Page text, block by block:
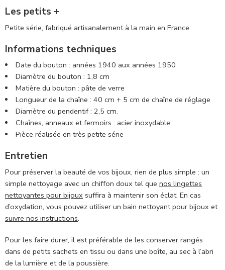
Les petits +
Petite série, fabriqué artisanalement à la main en France
Informations techniques
Date du bouton : années 1940 aux années 1950
Diamètre du bouton : 1,8 cm
Matière du bouton : pâte de verre
Longueur de la chaîne : 40 cm + 5 cm de chaîne de réglage
Diamètre du pendentif : 2,5 cm.
Chaînes, anneaux et fermoirs : acier inoxydable
Pièce réalisée en très petite série
Entretien
Pour préserver la beauté de vos bijoux, rien de plus simple : un
simple nettoyage avec un chiffon doux tel que nos lingettes
nettoyantes pour bijoux suffira à maintenir son éclat. En cas
d’oxydation, vous pouvez utiliser un bain nettoyant pour bijoux et
suivre nos instructions.
Pour les faire durer, il est préférable de les conserver rangés
dans de petits sachets en tissu ou dans une boîte, au sec à l’abri
de la lumière et de la poussière.